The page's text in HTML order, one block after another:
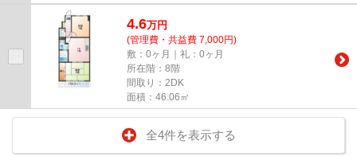
4.6万円
(管理費・共益費 7,000円)
敷：0ヶ月｜礼：0ヶ月
所在階：8階
間取り：2DK
面積：46.06㎡
全4件を表示する